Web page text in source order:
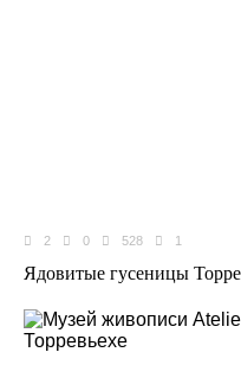
2 0 528 1
Ядовитые гусеницы